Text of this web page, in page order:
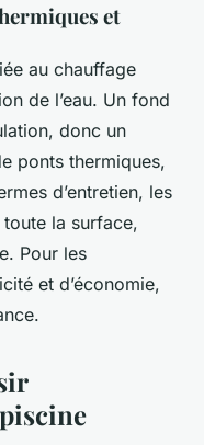
et
au chauffage
de l’eau. Un fond
donc un
ponts thermiques,
d’entretien, les
la surface,
Pour les
et d’économie,